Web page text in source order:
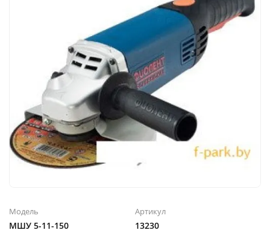
Модель
МШУ 5-11-150
Артикул
13230